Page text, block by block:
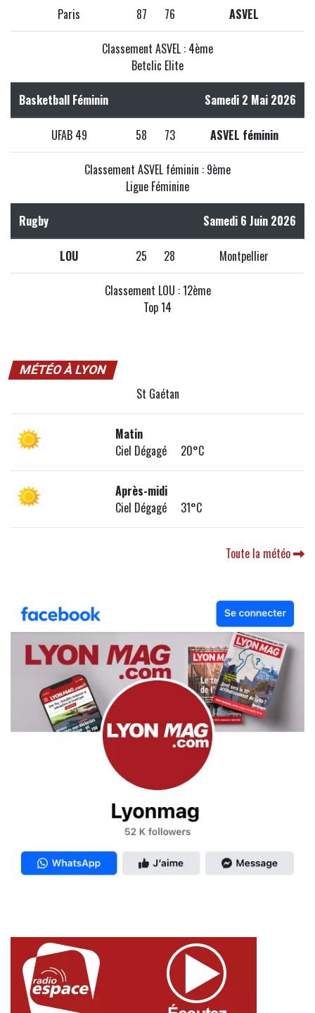
Paris 87 76 ASVEL
Classement ASVEL : 4ème
Betclic Elite
Basketball Féminin Samedi 2 Mai 2026
UFAB 49 58 73 ASVEL féminin
Classement ASVEL féminin : 9ème
Ligue Féminine
Rugby Samedi 6 Juin 2026
LOU 25 28 Montpellier
Classement LOU : 12ème
Top 14
MÉTÉO À LYON
St Gaétan
Matin
Ciel Dégagé 20°C
Après-midi
Ciel Dégagé 31°C
Toute la météo